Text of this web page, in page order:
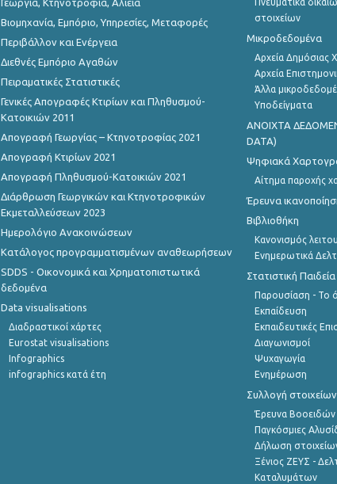
Γεωργία, Κτηνοτροφία, Αλιεία
Βιομηχανία, Εμπόριο, Υπηρεσίες, Μεταφορές
Περιβάλλον και Ενέργεια
Διεθνές Εμπόριο Αγαθών
Πειραματικές Στατιστικές
Γενικές Απογραφές Κτιρίων και Πληθυσμού-
Κατοικιών 2011
Απογραφή Γεωργίας – Κτηνοτροφίας 2021
Απογραφή Κτιρίων 2021
Απογραφή Πληθυσμού-Κατοικιών 2021
Διάρθρωση Γεωργικών και Κτηνοτροφικών
Εκμεταλλεύσεων 2023
Ημερολόγιο Ανακοινώσεων
Κατάλογος προγραμματισμένων αναθεωρήσεων
SDDS - Οικονομικά και Χρηματοπιστωτικά
δεδομένα
Data visualisations
Διαδραστικοί χάρτες
Eurostat visualisations
Infographics
infographics κατά έτη
στοιχείων
Μικροδεδομένα
Αρχεία Δημόσιας
Αρχεία
Άλλα
Υποδείγματα
ANOIXTA
DATA)
Ψηφιακά
Αίτημα παροχής
Έρευνα
Βιβλιοθήκη
Κανονισμός
Ενημερωτικά
Στατιστική Παιδεία
Παρουσίαση - Το
Εκπαίδευση
Εκπαιδευτικές
Διαγωνισμοί
Ψυχαγωγία
Ενημέρωση
Συλλογή στοιχείων
Έρευνα Βοοειδών
Παγκόσμιες
Δήλωση
Ξένιος ΖΕΥΣ -
Καταλυμάτων